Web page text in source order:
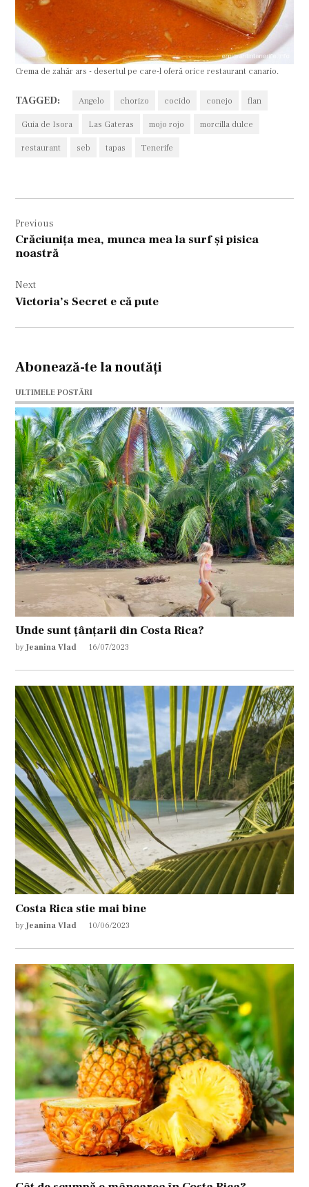
Crema de zahăr ars - desertul pe care-l oferă orice restaurant canario.
TAGGED: Angelo chorizo cocido conejo flan
Guia de Isora Las Gateras mojo rojo morcilla dulce
restaurant seb tapas Tenerife
în
articole
Previous
Crăciuniţa mea, munca mea la surf şi pisica
noastră
Next
Victoria’s Secret e că pute
Abonează-te la noutăți
ULTIMELE POSTĂRI
Unde sunt țânțarii din Costa Rica?
by Jeanina Vlad 16/07/2023
Costa Rica stie mai bine
by Jeanina Vlad 10/06/2023